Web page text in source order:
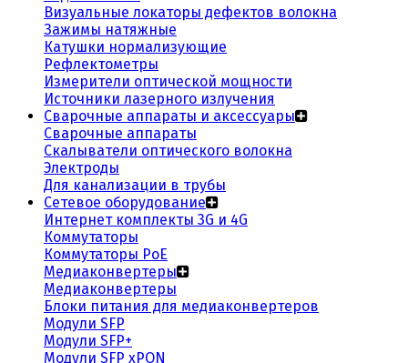
Визуальные локаторы дефектов волокна
Зажимы натяжные
Катушки нормализующие
Рефлектометры
Измерители оптической мощности
Источники лазерного излучения
Сварочные аппараты и аксессуары
Сварочные аппараты
Скалыватели оптического волокна
Электроды
Для канализации в трубы
Сетевое оборудование
Интернет комплекты 3G и 4G
Коммутаторы
Коммутаторы PoE
Медиаконвертеры
Медиаконвертеры
Блоки питания для медиаконвертеров
Модули SFP
Модули SFP+
Модули SFP xPON